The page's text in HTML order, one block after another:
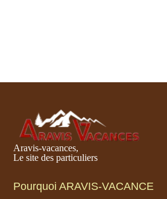
Aravis-vacances,
Le site des particuliers
Pourquoi ARAVIS-VACANCE